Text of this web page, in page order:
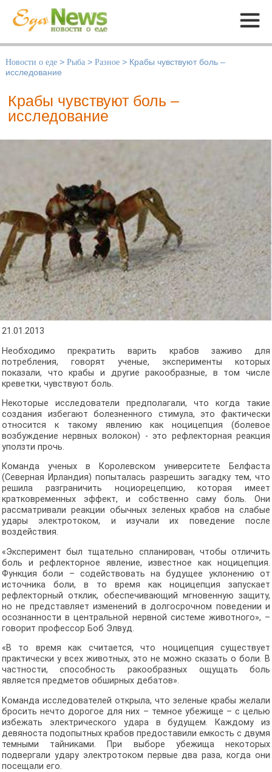
Меню
Новости о еде > Рыба > Разное > Крабы чувствуют боль –
исследование
Крабы чувствуют боль –
исследование
21.01.2013
Необходимо прекратить варить крабов заживо для
потребления, говорят ученые, эксперименты которых
показали, что крабы и другие ракообразные, в том числе
креветки, чувствуют боль.
Некоторые исследователи предполагали, что когда такие
создания избегают болезненного стимула, это фактически
относится к такому явлению как ноцицепция (болевое
возбуждение нервных волокон) - это рефлекторная реакция
уползти прочь.
Команда ученых в Королевском университете Белфаста
(Северная Ирландия) попыталась разрешить загадку тем, что
решила разграничить ноциорецепцию, которая имеет
кратковременных эффект, и собственно саму боль. Они
рассматривали реакции обычных зеленых крабов на слабые
удары электротоком, и изучали их поведение после
воздействия.
«Эксперимент был тщательно спланирован, чтобы отличить
боль и рефлекторное явление, известное как ноцицепция.
Функция боли – содействовать на будущее уклонению от
источника боли, в то время как ноцицепция запускает
рефлекторный отклик, обеспечивающий мгновенную защиту,
но не представляет изменений в долгосрочном поведении и
осознанности в центральной нервной системе животного», –
говорит профессор Боб Элвуд.
«В то время как считается, что ноцицепция существует
практически у всех животных, это не можно сказать о боли. В
частности, способность ракообразных ощущать боль
является предметов обширных дебатов».
Команда исследователей открыла, что зеленые крабы желали
бросить нечто дорогое для них – темное убежище – с целью
избежать электрического удара в будущем. Каждому из
девяноста подопытных крабов предоставили емкость с двумя
темными тайниками. При выборе убежища некоторых
подвергали удару электротоком первые два раза, когда они
посещали его.